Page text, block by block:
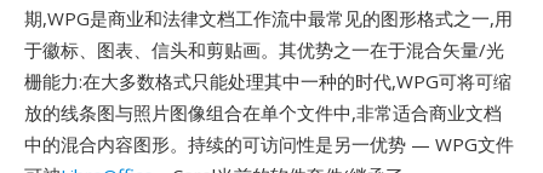
期,WPG是商业和法律文档工作流中最常见的图形格式之一,用
于徽标、图表、信头和剪贴画。其优势之一在于混合矢量/光
栅能力:在大多数格式只能处理其中一种的时代,WPG可将可缩
放的线条图与照片图像组合在单个文件中,非常适合商业文档
中的混合内容图形。持续的可访问性是另一优势 — WPG文件